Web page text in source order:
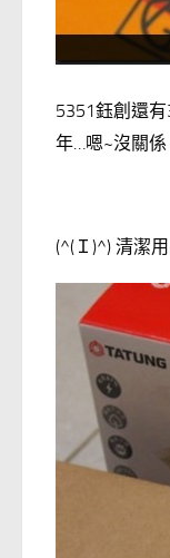
5351鈺創還
年…嗯~沒關係
(^(Ｉ)^) 清潔